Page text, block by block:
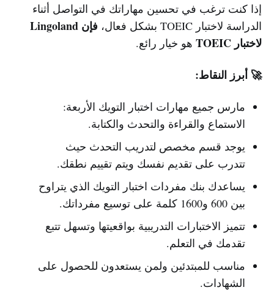
إذا كنت ترغب في تحسين مهاراتك في التواصل أثناء
الدراسة لاختبار TOEIC بشكل فعال،
فإن Lingoland
لاختبار TOEIC
هو خيار رائع.
🚀 أبرز النقاط:
مارس جميع مهارات اختبار التويك الأربعة:
الاستماع والقراءة والتحدث والكتابة.
يوجد قسم مخصص لتدريب التحدث حيث
تتدرب على تقديم نفسك ويتم تقييم نطقك.
يساعدك بنك مفردات اختبار التويك الذي يتراوح
بين 600 و1600 كلمة على توسيع مفرداتك.
تتميز الاختبارات التدريبية بواقعيتها وتسهل تتبع
تقدمك في التعلم.
مناسب للمبتدئين ولمن يستعدون للحصول على
الشهادات.